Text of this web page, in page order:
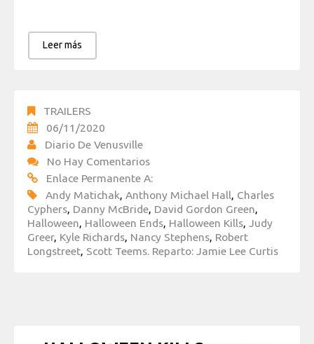
Leer más
TRAILERS
06/11/2020
Diario De Venusville
No Hay Comentarios
Enlace Permanente A:
Andy Matichak, Anthony Michael Hall, Charles
Cyphers, Danny McBride, David Gordon Green,
Halloween, Halloween Ends, Halloween Kills, Judy
Greer, Kyle Richards, Nancy Stephens, Robert
Longstreet, Scott Teems. Reparto: Jamie Lee Curtis